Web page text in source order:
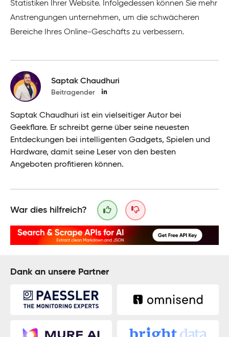
Statistiken Ihrer Website. Infolgedessen können Sie mehr
Anstrengungen unternehmen, um die schwächeren
Bereiche Ihres Online-Geschäfts zu verbessern.
Saptak Chaudhuri
Beitragender
Saptak Chaudhuri ist ein vielseitiger Autor bei
Geekflare. Er schreibt gerne über seine neuesten
Entdeckungen bei intelligenten Gadgets, Spielen und
Hardware, damit seine Leser von den besten
Angeboten profitieren können.
War dies hilfreich?
Dank an unsere Partner